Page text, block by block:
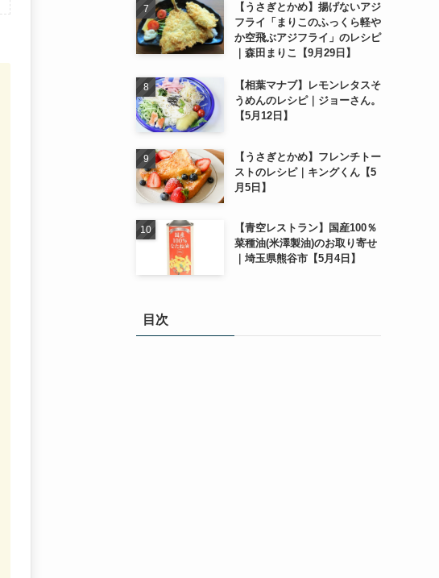
【うさぎとかめ】揚げないアジ
フライ「まりこのふっくら軽や
か空飛ぶアジフライ」のレシピ
｜森田まりこ【9月29日】
【相葉マナブ】レモンレタスそ
うめんのレシピ｜ジョーさん。
【5月12日】
【うさぎとかめ】フレンチトー
ストのレシピ｜キングくん【5
月5日】
【青空レストラン】国産100％
菜種油(米澤製油)のお取り寄せ
｜埼玉県熊谷市【5月4日】
目次